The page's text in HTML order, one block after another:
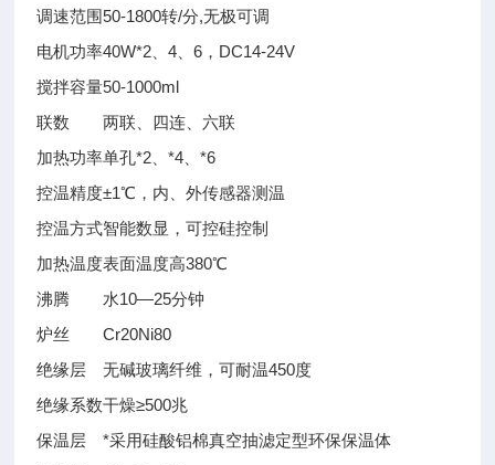
调速范围50-1800转/分,无极可调
电机功率40W*2、4、6，DC14-24V
搅拌容量50-1000ml
联数
两联、四连、六联
加热功率单孔*2、*4、*6
控温精度±1℃，内、外传感器测温
控温方式智能数显，可控硅控制
加热温度表面温度高380℃
沸腾
水10—25分钟
炉丝
Cr20Ni80
绝缘层
无碱玻璃纤维，可耐温450度
绝缘系数干燥≥500兆
保温层
*采用硅酸铝棉真空抽滤定型环保保温体